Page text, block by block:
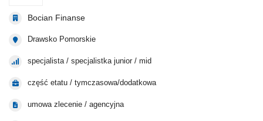
Bocian Finanse
Drawsko Pomorskie
specjalista / specjalistka junior / mid
część etatu / tymczasowa/dodatkowa
umowa zlecenie / agencyjna